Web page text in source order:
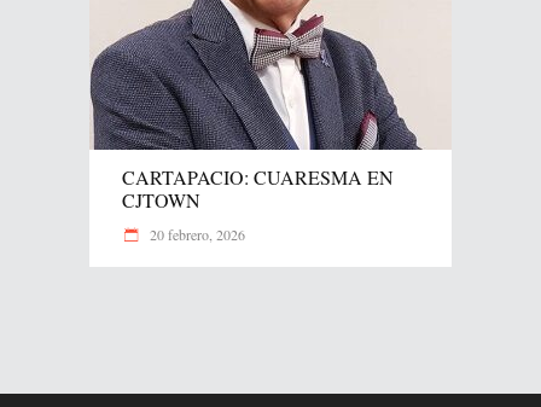
CARTAPACIO: CUARESMA EN
CJTOWN
20 febrero, 2026